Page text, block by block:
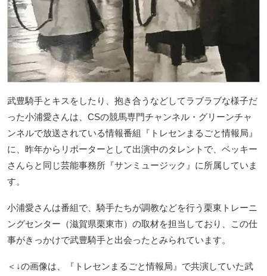
武豊騎手とキスをしたり、抱き合うなどしてラブラブな様子だ
った小浦愛さんは、CSの競馬専門チャンネル・グリーンチャ
ンネルで放送されている情報番組『トレセンまるごと情報局』
に、昨年からリポーターとして出演中のタレントで、ベッキー
さんらと同じ芸能事務所『サンミュージック』に所属していま
す。
小浦愛さんは番組で、騎手たちが調教などを行う栗東トレーニ
ングセンター（滋賀県栗東市）の取材を担当しており、この仕
事がきっかけで武豊騎手と出会ったとみられています。
＜↓の画像は、『トレセンまるごと情報局』で共演していた武